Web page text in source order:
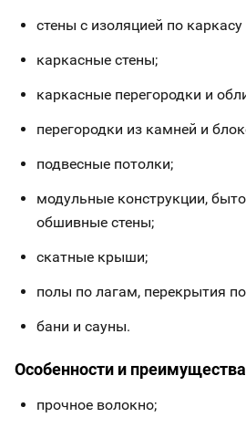
стены с изоляцией по
каркасные стены;
каркасные перегородки и
перегородки из камней и
подвесные потолки;
модульные конструкции,
обшивные стены;
скатные крыши;
полы по лагам, перекрытия
бани и сауны.
Особенности и
прочное волокно;